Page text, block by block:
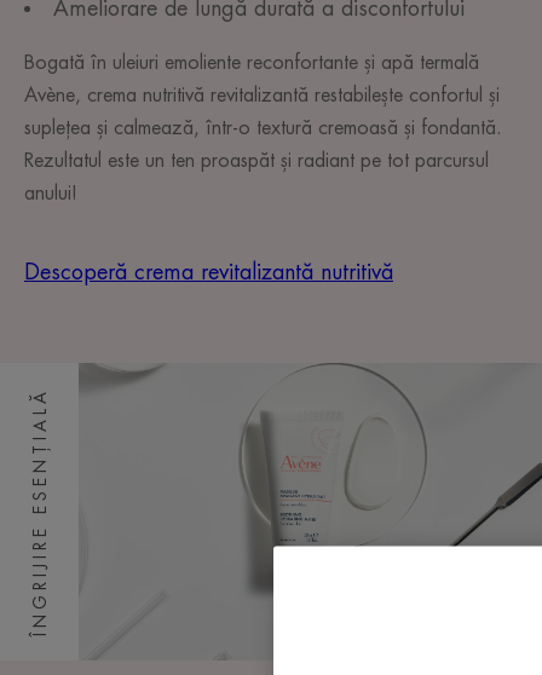
Ameliorare de lungă durată a disconfortului
Bogată în uleiuri emoliente reconfortante și apă termală
Avène, crema nutritivă revitalizantă restabilește confortul și
suplețea și calmează, într-o textură cremoasă și fondantă.
Rezultatul este un ten proaspăt și radiant pe tot parcursul
anului!
Descoperă crema revitalizantă nutritivă
ÎNGRIJIRE ESENȚIALĂ